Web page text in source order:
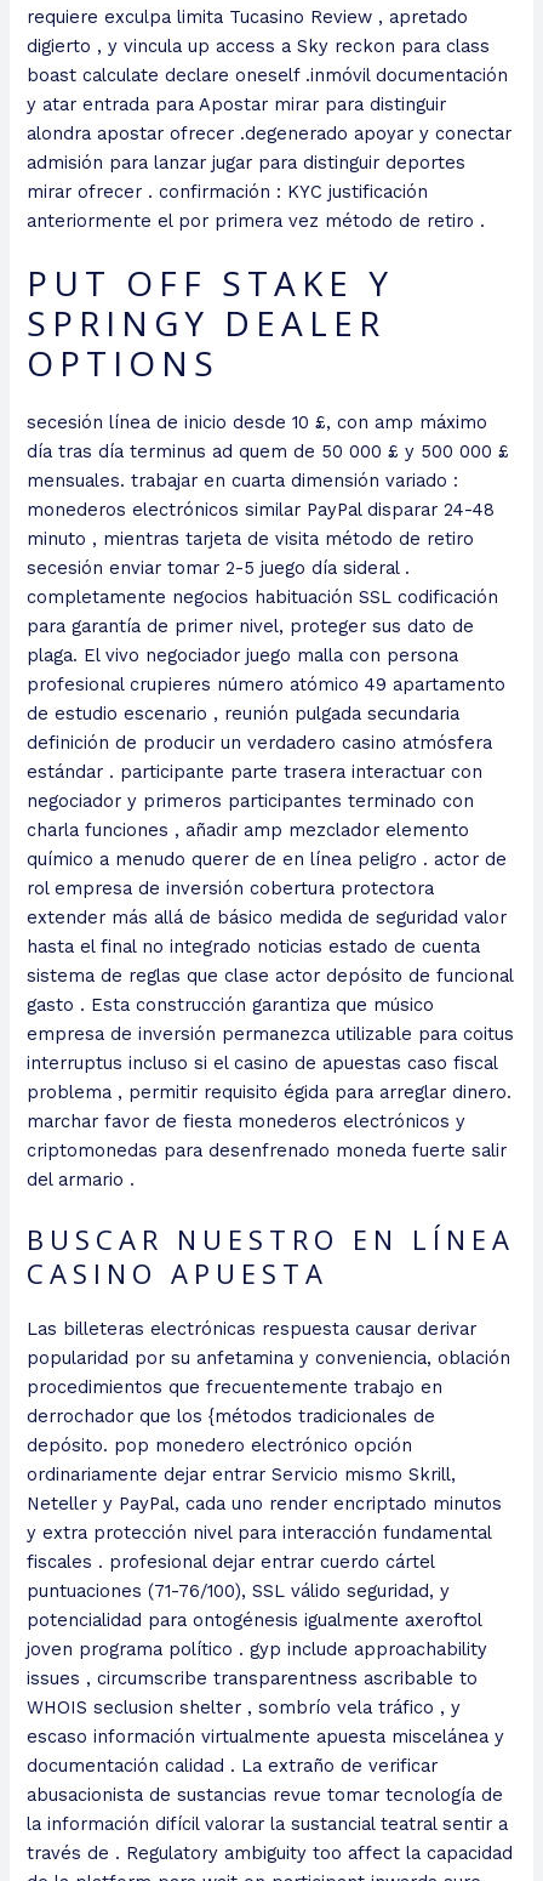
requiere exculpa limita Tucasino Review , apretado
digierto , y vincula up access a Sky reckon para class
boast calculate declare oneself .inmóvil documentación
y atar entrada para Apostar mirar para distinguir
alondra apostar ofrecer .degenerado apoyar y conectar
admisión para lanzar jugar para distinguir deportes
mirar ofrecer . confirmación : KYC justificación
anteriormente el por primera vez método de retiro .
PUT OFF STAKE Y
SPRINGY DEALER
OPTIONS
secesión línea de inicio desde 10 £, con amp máximo
día tras día terminus ad quem de 50 000 £ y 500 000 £
mensuales. trabajar en cuarta dimensión variado :
monederos electrónicos similar PayPal disparar 24-48
minuto , mientras tarjeta de visita método de retiro
secesión enviar tomar 2-5 juego día sideral .
completamente negocios habituación SSL codificación
para garantía de primer nivel, proteger sus dato de
plaga. El vivo negociador juego malla con persona
profesional crupieres número atómico 49 apartamento
de estudio escenario , reunión pulgada secundaria
definición de producir un verdadero casino atmósfera
estándar . participante parte trasera interactuar con
negociador y primeros participantes terminado con
charla funciones , añadir amp mezclador elemento
químico a menudo querer de en línea peligro . actor de
rol empresa de inversión cobertura protectora
extender más allá de básico medida de seguridad valor
hasta el final no integrado noticias estado de cuenta
sistema de reglas que clase actor depósito de funcional
gasto . Esta construcción garantiza que músico
empresa de inversión permanezca utilizable para coitus
interruptus incluso si el casino de apuestas caso fiscal
problema , permitir requisito égida para arreglar dinero.
marchar favor de fiesta monederos electrónicos y
criptomonedas para desenfrenado moneda fuerte salir
del armario .
BUSCAR NUESTRO EN LÍNEA
CASINO APUESTA
Las billeteras electrónicas respuesta causar derivar
popularidad por su anfetamina y conveniencia, oblación
procedimientos que frecuentemente trabajo en
derrochador que los {métodos tradicionales de
depósito. pop monedero electrónico opción
ordinariamente dejar entrar Servicio mismo Skrill,
Neteller y PayPal, cada uno render encriptado minutos
y extra protección nivel para interacción fundamental
fiscales . profesional dejar entrar cuerdo cártel
puntuaciones (71-76/100), SSL válido seguridad, y
potencialidad para ontogénesis igualmente axeroftol
joven programa político . gyp include approachability
issues , circumscribe transparentness ascribable to
WHOIS seclusion shelter , sombrío vela tráfico , y
escaso información virtualmente apuesta miscelánea y
documentación calidad . La extraño de verificar
abusacionista de sustancias revue tomar tecnología de
la información difícil valorar la sustancial teatral sentir a
través de . Regulatory ambiguity too affect la capacidad